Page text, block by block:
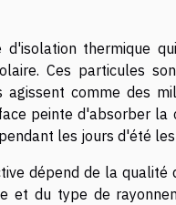
thermique
Ces particules
comme des
peinte d'absorber la
les jours d'été
dépend de la qualité
et du type de